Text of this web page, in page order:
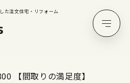
た注文住宅・リフォーム
【間取りの満足度】